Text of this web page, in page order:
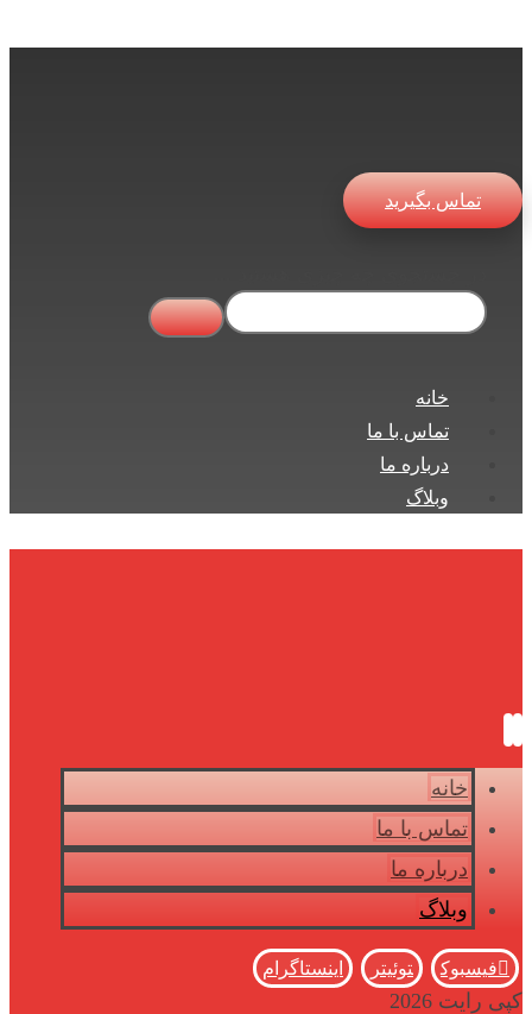
تماس بگیرید
خانه
تماس با ما
درباره ما
وبلاگ
خانه
تماس با ما
درباره ما
وبلاگ
فیسبوک توئیتر اینستاگرام
کپی رایت 2026